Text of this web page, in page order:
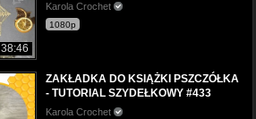
38:46
Karola Crochet
1080p
ZAKŁADKA DO KSIĄŻKI PSZCZÓŁKA
- TUTORIAL SZYDEŁKOWY #433
Karola Crochet